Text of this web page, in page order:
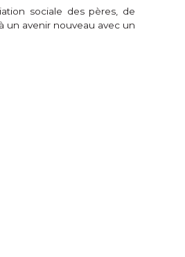
sociale des pères, de
un avenir nouveau avec un